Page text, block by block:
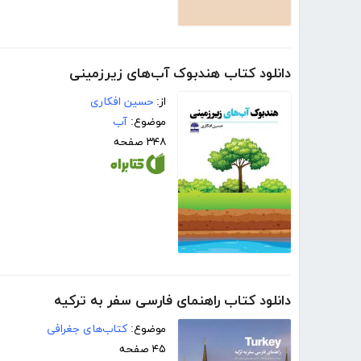
دانلود کتاب هندبوک آب‌های زیرزمینی
از: حسین افکاری
موضوع: آب
۳۴۸ صفحه
دانلود کتاب راهنمای فارسی سفر به ترکیه
موضوع: کتاب‌های جغرافی
۴۵ صفحه